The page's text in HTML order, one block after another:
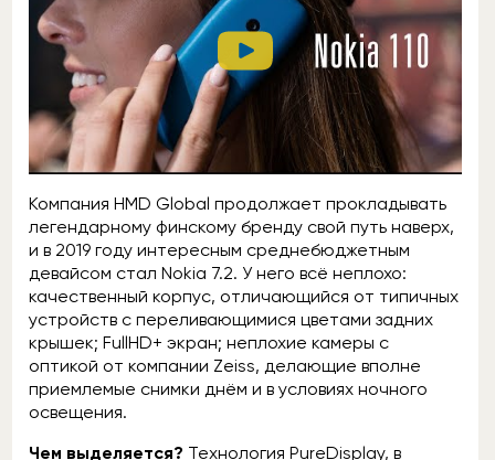
Компания HMD Global продолжает прокладывать
легендарному финскому бренду свой путь наверх,
и в 2019 году интересным среднебюджетным
девайсом стал Nokia 7.2. У него всё неплохо:
качественный корпус, отличающийся от типичных
устройств с переливающимися цветами задних
крышек; FullHD+ экран; неплохие камеры с
оптикой от компании Zeiss, делающие вполне
приемлемые снимки днём и в условиях ночного
освещения.
Чем выделяется? Технология PureDisplay, в